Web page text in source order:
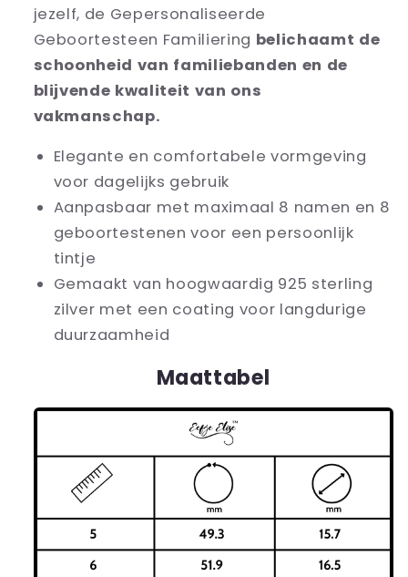
jezelf, de Gepersonaliseerde
Geboortesteen Familiering belichaamt de
schoonheid van familiebanden en de
blijvende kwaliteit van ons
vakmanschap.
Elegante en comfortabele vormgeving
voor dagelijks gebruik
Aanpasbaar met maximaal 8 namen en 8
geboortestenen voor een persoonlijk
tintje
Gemaakt van hoogwaardig 925 sterling
zilver met een coating voor langdurige
duurzaamheid
Maattabel